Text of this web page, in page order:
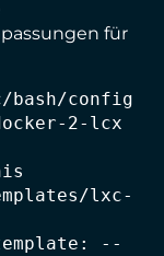
für
config
2-lcx
lxc-
--